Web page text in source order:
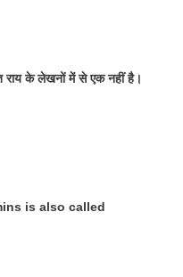
राय के लेखनों में से एक नहीं है।
is also called